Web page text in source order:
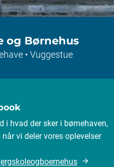
og Børnehus
• Vuggestue
i hvad der sker i børnehaven,
vi deler vores oplevelser